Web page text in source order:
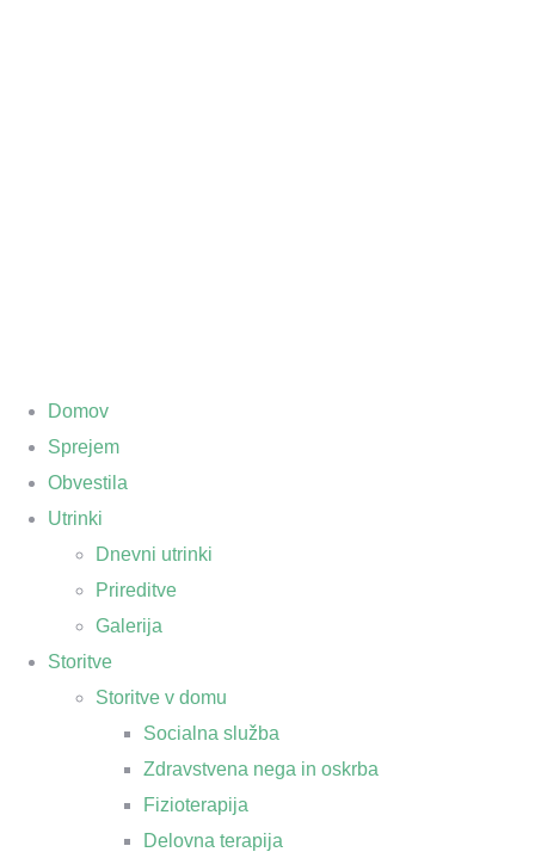
Domov
Sprejem
Obvestila
Utrinki
Dnevni utrinki
Prireditve
Galerija
Storitve
Storitve v domu
Socialna služba
Zdravstvena nega in oskrba
Fizioterapija
Delovna terapija